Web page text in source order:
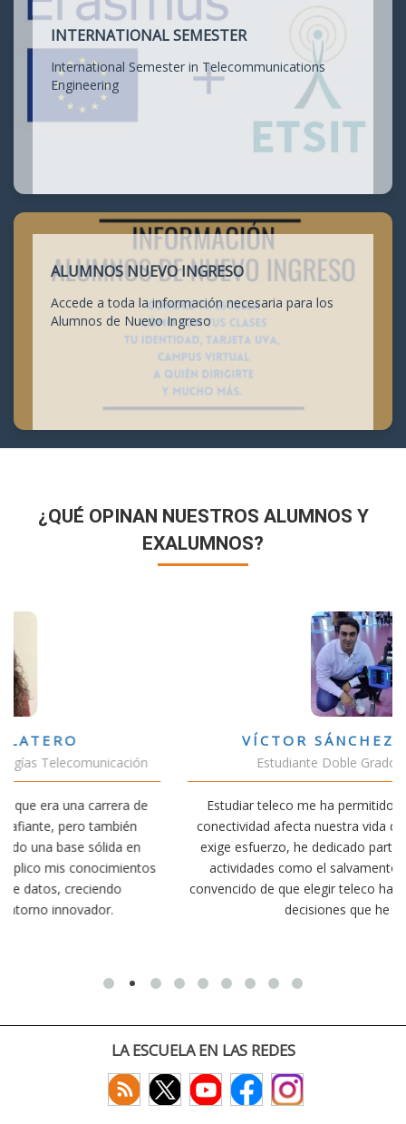
INTERNATIONAL SEMESTER
International Semester in Telecommunications
Engineering
ALUMNOS NUEVO INGRESO
Accede a toda la información necesaria para los
Alumnos de Nuevo Ingreso
¿QUÉ OPINAN NUESTROS ALUMNOS Y
EXALUMNOS?
VÍCTOR SÁNCHEZ VALENCIA
Estudiante Doble Grado Teleco-ADE
Estudiar teleco me ha permitido comprender cómo la
conectividad afecta nuestra vida diaria. Aunque la carrera
exige esfuerzo, he dedicado parte de mi tiempo a otras
actividades como el salvamento y socorrismo. Estoy
convencido de que elegir teleco ha sido una de las mejores
decisiones que he tomado.
LA ESCUELA EN LAS REDES